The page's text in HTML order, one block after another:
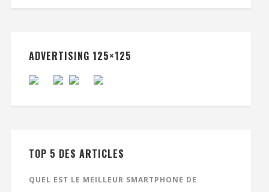
ADVERTISING 125×125
TOP 5 DES ARTICLES
QUEL EST LE MEILLEUR SMARTPHONE DE